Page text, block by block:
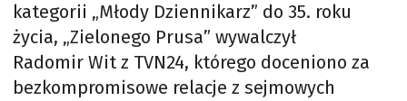
kategorii „Młody Dziennikarz” do 35. roku
życia, „Zielonego Prusa” wywalczył
Radomir Wit z TVN24, którego doceniono za
bezkompromisowe relacje z sejmowych